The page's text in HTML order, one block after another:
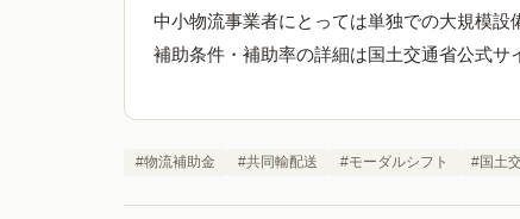
中小物流事業者にとっては単独での大規模設
補助条件・補助率の詳細は国土交通省公式サ
#物流補助金 #共同輸配送 #モーダルシフト #国土